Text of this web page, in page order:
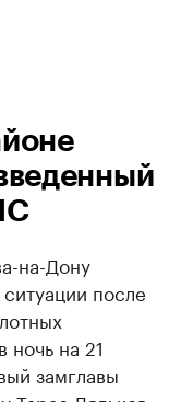
на-Дону
после
ночь на 21
замглавы